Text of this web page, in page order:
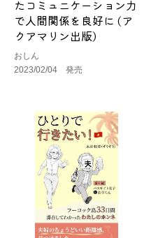
たコミュニケーション力
で人間関係を良好に (ア
クアマリン出版)
おしん
2023/02/04 発売